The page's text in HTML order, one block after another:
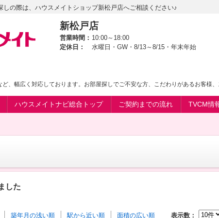
しの際は、ハウスメイトショップ新松戸店へご相談ください♪
新松戸店
営業時間： 10:00～18:00
定休日：
水曜日・GW・8/13～8/15・年末年始
、幅広く対応しております。お部屋探しでご不安な方、こだわりがあるお客様
ハウスメイトナビ総合トップ ご契約までの流れ TVCM情
した
築年月の浅い順 駅から近い順 面積の広い順 表示数：